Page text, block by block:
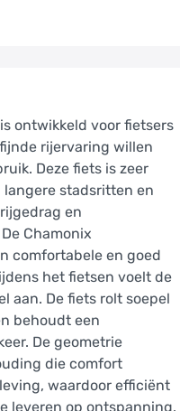
ontwikkeld voor fietsers
rijervaring willen
Deze fiets is zeer
stadsritten en
en
Chamonix
comfortabele en goed
het fietsen voelt de
aan. De fiets rolt soepel
behoudt een
De geometrie
die comfort
waardoor efficiënt
leveren op ontspanning.